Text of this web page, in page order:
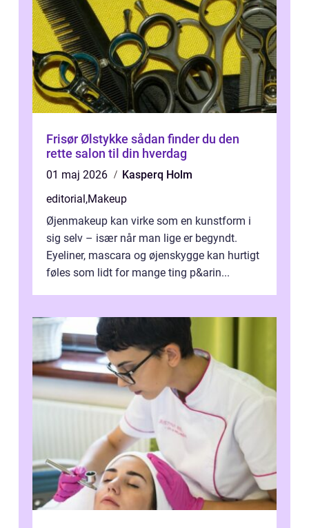
Frisør Ølstykke sådan finder du den
rette salon til din hverdag
01 maj 2026
Kasperq Holm
editorial,Makeup
Øjenmakeup kan virke som en kunstform i
sig selv – især når man lige er begyndt.
Eyeliner, mascara og øjenskygge kan hurtigt
føles som lidt for mange ting p&arin...